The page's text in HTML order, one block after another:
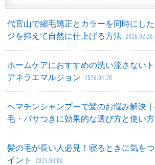
代官山で縮毛矯正とカラーを同時にし
ジを抑えて自然に仕上げる方法 2026.02.26
ホームケアにおすすめの洗い流さない
アネラエマルジョン 2026.01.20
ヘマチンシャンプーで髪のお悩み解決
毛・パサつきに効果的な選び方と使い方
髪の毛が長い人必見！寝るときに気を
イント
2025.03.06